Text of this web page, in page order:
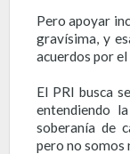
Pero apoyar
gravísima, y
acuerdos por
El PRI busca
entendiendo
soberanía de
pero no somos